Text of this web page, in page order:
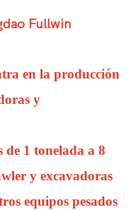
Fullwin
en la producción
y
de 1 tonelada a 8
y excavadoras
equipos pesados